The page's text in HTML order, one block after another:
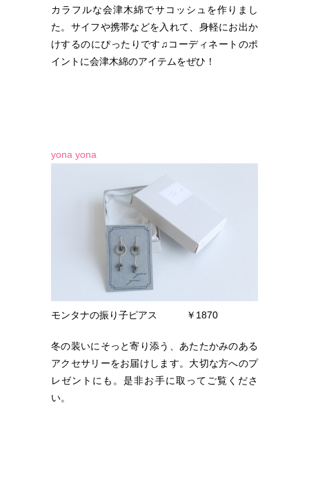
カラフルな会津木綿でサコッシュを作りまし
た。サイフや携帯などを入れて、身軽にお出か
けするのにぴったりです♫コーディネートのポ
イントに会津木綿のアイテムをぜひ！
yona yona
モンタナの振り子ピアス ￥1870
冬の装いにそっと寄り添う、あたたかみのある
アクセサリーをお届けします。大切な方へのプ
レゼントにも。是非お手に取ってご覧くださ
い。